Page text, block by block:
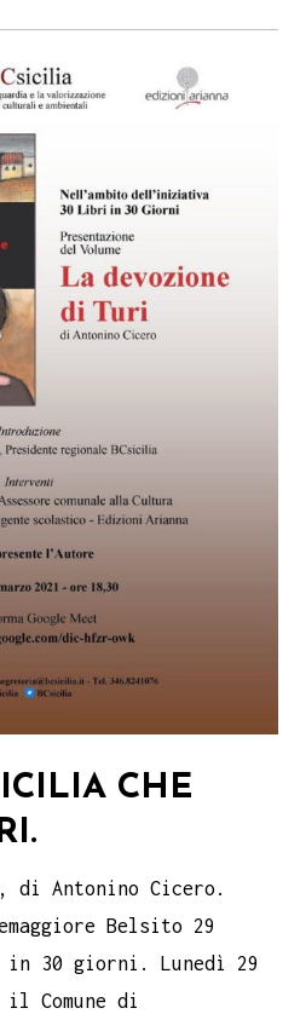
CHE
di Antonino Cicero.
Belsito 29
in 30 giorni. Lunedì 29
Comune di